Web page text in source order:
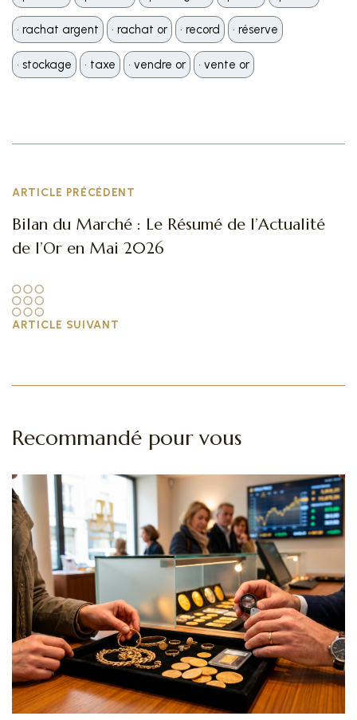
•️ rachat argent •️ rachat or •️ record •️ réserve
•️ stockage •️ taxe •️ vendre or •️ vente or
ARTICLE PRÉCÉDENT
Bilan du Marché : Le Résumé de l’Actualité
de l’Or en Mai 2026
ARTICLE SUIVANT
Recommandé pour vous